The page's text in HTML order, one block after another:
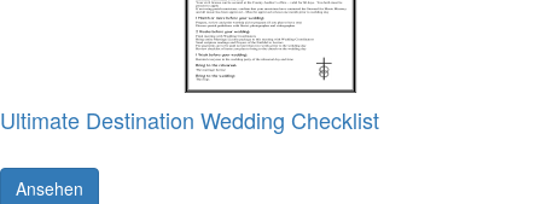
Ultimate Destination Wedding Checklist
Ansehen